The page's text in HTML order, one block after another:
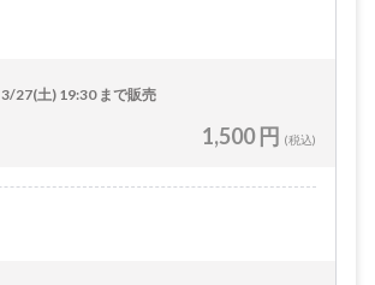
3/27(土) 19:30 まで販売
1,500 円 (税込)